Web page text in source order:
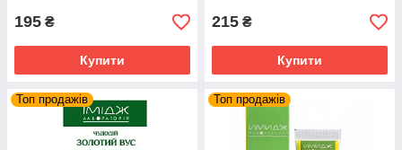
195 ₴
Купити
215 ₴
Купити
Топ продажів Топ продажів